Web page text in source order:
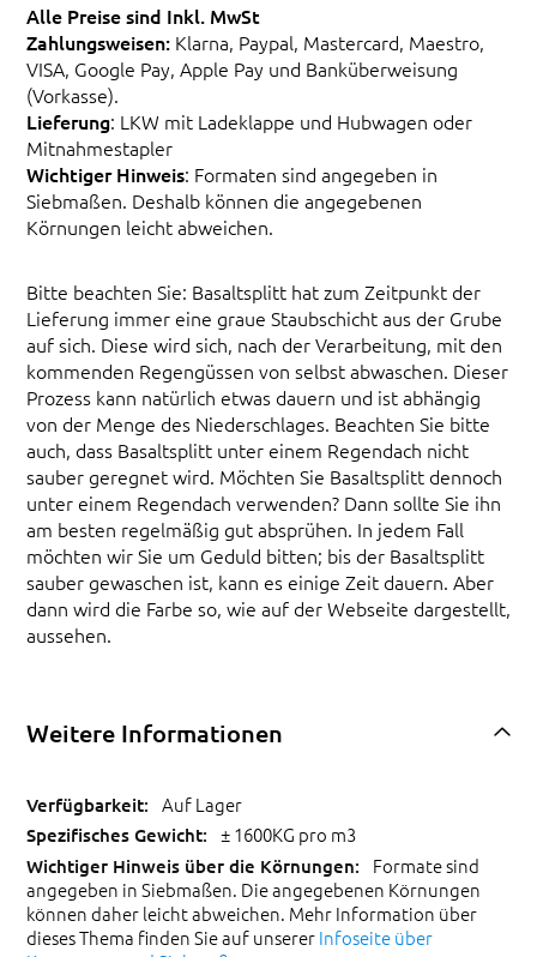
Alle Preise sind Inkl. MwSt
Zahlungsweisen: Klarna, Paypal, Mastercard, Maestro,
VISA, Google Pay, Apple Pay und Banküberweisung
(Vorkasse).
Lieferung: LKW mit Ladeklappe und Hubwagen oder
Mitnahmestapler
Wichtiger Hinweis: Formaten sind angegeben in
Siebmaßen. Deshalb können die angegebenen
Körnungen leicht abweichen.
Bitte beachten Sie: Basaltsplitt hat zum Zeitpunkt der
Lieferung immer eine graue Staubschicht aus der Grube
auf sich. Diese wird sich, nach der Verarbeitung, mit den
kommenden Regengüssen von selbst abwaschen. Dieser
Prozess kann natürlich etwas dauern und ist abhängig
von der Menge des Niederschlages. Beachten Sie bitte
auch, dass Basaltsplitt unter einem Regendach nicht
sauber geregnet wird. Möchten Sie Basaltsplitt dennoch
unter einem Regendach verwenden? Dann sollte Sie ihn
am besten regelmäßig gut absprühen. In jedem Fall
möchten wir Sie um Geduld bitten; bis der Basaltsplitt
sauber gewaschen ist, kann es einige Zeit dauern. Aber
dann wird die Farbe so, wie auf der Webseite dargestellt,
aussehen.
Weitere Informationen
Auf Lager
± 1600KG pro m3
Formate sind
angegeben in Siebmaßen. Die angegebenen Körnungen
können daher leicht abweichen. Mehr Information über
dieses Thema finden Sie auf unsererInfoseite über